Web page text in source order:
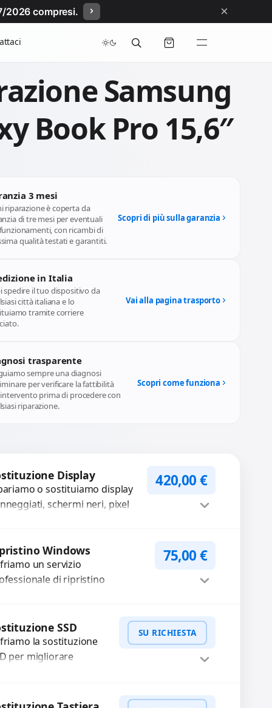
2026 compresi. ×
Samsung
Book Pro 15,6″
3 mesi
riparazione è coperta da
di tre mesi per eventuali
con ricambi di
qualità testati e garantiti.
Scopri di più sulla garanzia
in Italia
spedire il tuo dispositivo da
città italiana e lo
tramite corriere
Vai alla pagina trasporto
trasparente
sempre una diagnosi
per verificare la fattibilità
prima di procedere con
riparazione.
Scopri come funziona
Display
o sostituiamo display
schermi neri, pixel
sbiaditi,...
420,00€
Windows
un servizio
di ripristino
il sistema per
75,00€
SSD
la sostituzione
per migliorare
SU RICHIESTA
WhatsApp